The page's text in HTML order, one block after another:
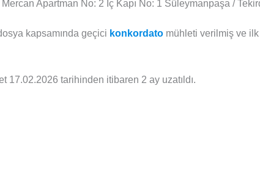
Apartman No: 2 İç Kapı No: 1 Süleymanpaşa /
kapsamında geçici konkordato mühleti verilmiş ve
tarihinden itibaren 2 ay uzatıldı.